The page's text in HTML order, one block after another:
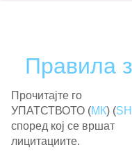
Правила
Прочитајте го
УПАТСТВОТО (МК) (
според кој се вршат
лицитациите.